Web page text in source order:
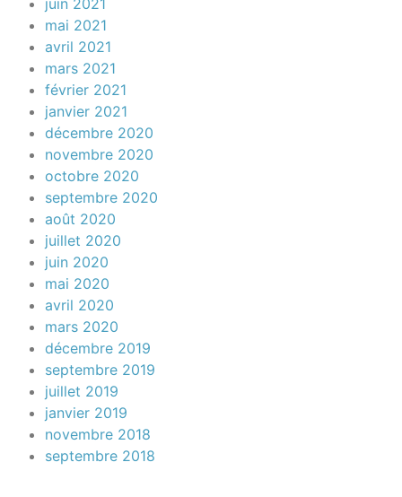
juin 2021
mai 2021
avril 2021
mars 2021
février 2021
janvier 2021
décembre 2020
novembre 2020
octobre 2020
septembre 2020
août 2020
juillet 2020
juin 2020
mai 2020
avril 2020
mars 2020
décembre 2019
septembre 2019
juillet 2019
janvier 2019
novembre 2018
septembre 2018